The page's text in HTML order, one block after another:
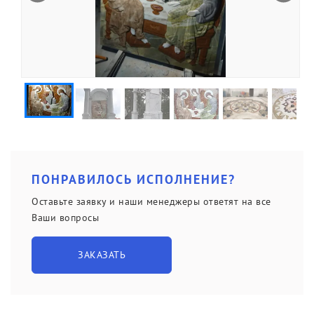
ПОНРАВИЛОСЬ ИСПОЛНЕНИЕ?
Оставьте заявку и наши менеджеры ответят на все
Ваши вопросы
ЗАКАЗАТЬ